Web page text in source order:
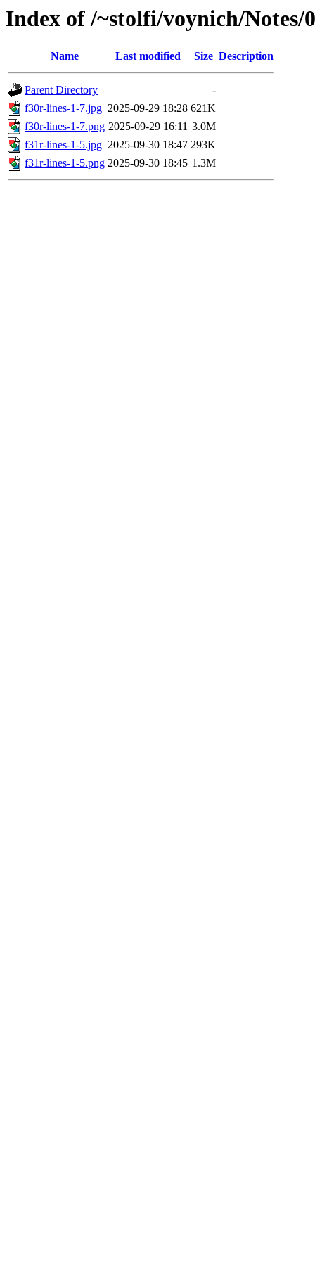
Index of /~stolfi/voynich/
Name Last modified Size Description
Parent Directory
-
f30r-lines-1-7.jpg 2025-09-29 18:28 621K
f30r-lines-1-7.png 2025-09-29 16:11 3.0M
f31r-lines-1-5.jpg 2025-09-30 18:47 293K
f31r-lines-1-5.png 2025-09-30 18:45 1.3M